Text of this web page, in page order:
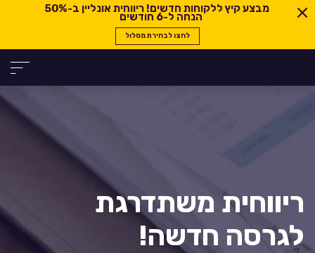
מבצע קיץ ללקוחות חדשים! ריווחית אונליין ב-50%
הנחה ל-6 חודשים
לחצו לבחירת מסלול
ריווחית משתדרגת
לגרסה חדשה!